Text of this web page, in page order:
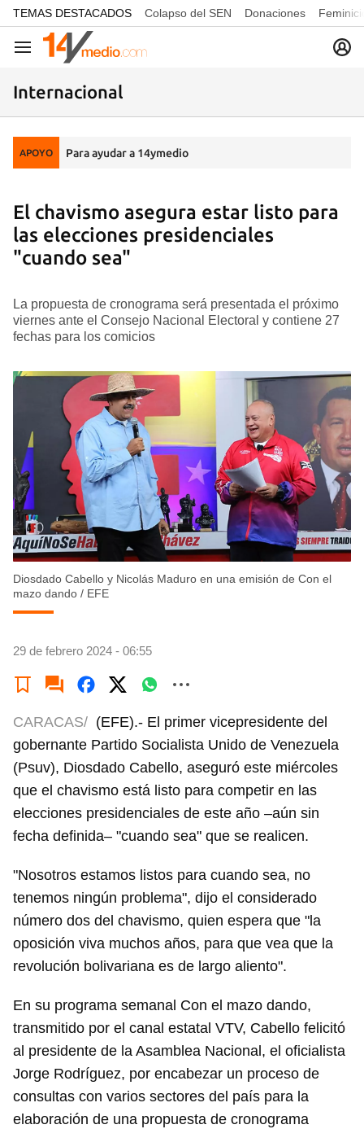
common.go-to-content
TEMAS DESTACADOS Colapso del SEN Donaciones
Navegación
Internacional
APOYO Para ayudar a 14ymedio
El chavismo asegura estar listo para
las elecciones presidenciales
"cuando sea"
La propuesta de cronograma será presentada el próximo
viernes ante el Consejo Nacional Electoral y contiene 27
fechas para los comicios
Diosdado Cabello y Nicolás Maduro en una emisión de Con el
mazo dando / EFE
29 de febrero 2024 - 06:55
CARACAS/ (EFE).- El primer vicepresidente del
gobernante Partido Socialista Unido de Venezuela
(Psuv), Diosdado Cabello, aseguró este miércoles
que el chavismo está listo para competir en las
elecciones presidenciales de este año –aún sin
fecha definida– "cuando sea" que se realicen.
"Nosotros estamos listos para cuando sea, no
tenemos ningún problema", dijo el considerado
número dos del chavismo, quien espera que "la
oposición viva muchos años, para que vea que la
revolución bolivariana es de largo aliento".
En su programa semanal Con el mazo dando,
transmitido por el canal estatal VTV, Cabello felicitó
al presidente de la Asamblea Nacional, el oficialista
Jorge Rodríguez, por encabezar un proceso de
consultas con varios sectores del país para la
elaboración de una propuesta de cronograma